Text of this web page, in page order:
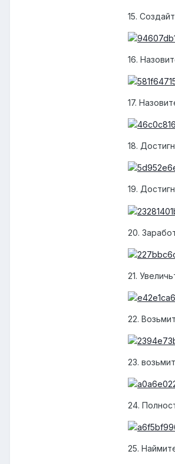
15.
16.
17.
18.
19.
20.
21.
22.
23.
24.
25.